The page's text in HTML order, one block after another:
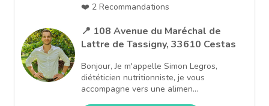
❤️ 2 Recommandations
📍 108 Avenue du Maréchal de
Lattre de Tassigny, 33610 Cestas
Bonjour, Je m'appelle Simon Legros,
diététicien nutritionniste, je vous
accompagne vers une alimen...